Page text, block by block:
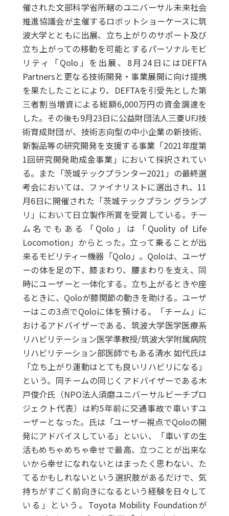
催された文部科学省所轄のユニバーサル未来社会
推進協議会が主催するロボットショーケースに筑
波大学とともに出展、立ち上がりのサポート及び
立ち上がっての移動を可能とするパーソナルモビ
リティ「Qolo」を出展、8月24日にはDEFTA
Partnersと更なる技術開発・事業展開に向け提携
を果たしたことにより、DEFTAを引受先とした第
三者割当増資による総額6,000万円の資金調達を
した。その後も9月23日に公益財団法人三菱UFJ技
術育成財団が、技術志向型の中小企業の新技術、
新製品等の研究開発を支援する事業「2021年度第
1回研究開発助成金事業」において採択されてい
る。また「茨城テックプランター2021」の最終選
考会においては、ファイナリストに選出され、11
月6日に開催された「茨城テックプラン グランプ
リ」において日立製作所賞を受賞している。チー
ム名でもある「Qolo」は「Quolity of Life
Locomotion」からとった。立って乗ることが出
来るモビリティー機器「Qolo」。Qoloは、ユーザ
ーの体を足の下、膝まわり、腰まわりを支え、同
時にユーザーと一体化する。立ち上がるときや座
るときに、Qoloが膝関節の動きを助ける。ユーザ
ーはこの3点でQoloに体を預ける。「チーム」に
おけるアドバイザーである、筑波大学医学医療系
リハビリテーション医学準教授/筑波大学附属病院
リハビリテーション部医師でもある清水 如代氏は
「立ち上がり運動はとても良いリハビリになる」
という。同チームの同じくアドバイザーである木
戸俊介氏（NPO法人須磨ユニバーサルビーチプロ
ジェクト代表）は約5年前に交通事故で車いすユ
ーザーとなった。氏は「ユーザー視点でQoloの開
発にアドバイスしている」といい、「車いすの生
活もめちゃめちゃ幸せで最高、立つことが出来な
いから幸せになれないとはまったく思わない、た
てるかもしれないという選択肢があるだけで、気
持ちがすごく前向きになるという経験を日々して
いる」という。Toyota Mobility Foundationが